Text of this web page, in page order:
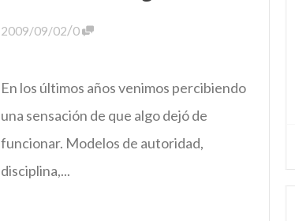
2009/09/02/0
En los últimos años venimos percibiendo
una sensación de que algo dejó de
funcionar. Modelos de autoridad,
disciplina,...